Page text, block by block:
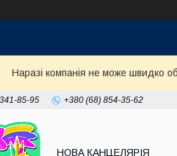
Наразі компанія не може швидко
85-95 +380 (68) 854-35-62
НОВА КАНЦЕЛЯРІЯ